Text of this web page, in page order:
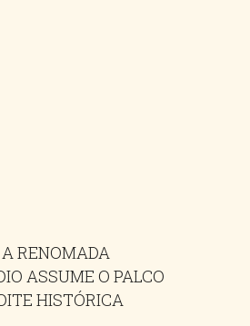
RENOMADA
ASSUME O PALCO
HISTÓRICA